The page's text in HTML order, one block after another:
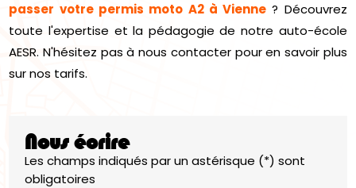
passer votre permis moto A2 à Vienne ? Découvrez
toute l'expertise et la pédagogie de notre auto-école
AESR. N'hésitez pas à nous contacter pour en savoir plus
sur nos tarifs.
Nous écrire
Les champs indiqués par un astérisque (*) sont
obligatoires